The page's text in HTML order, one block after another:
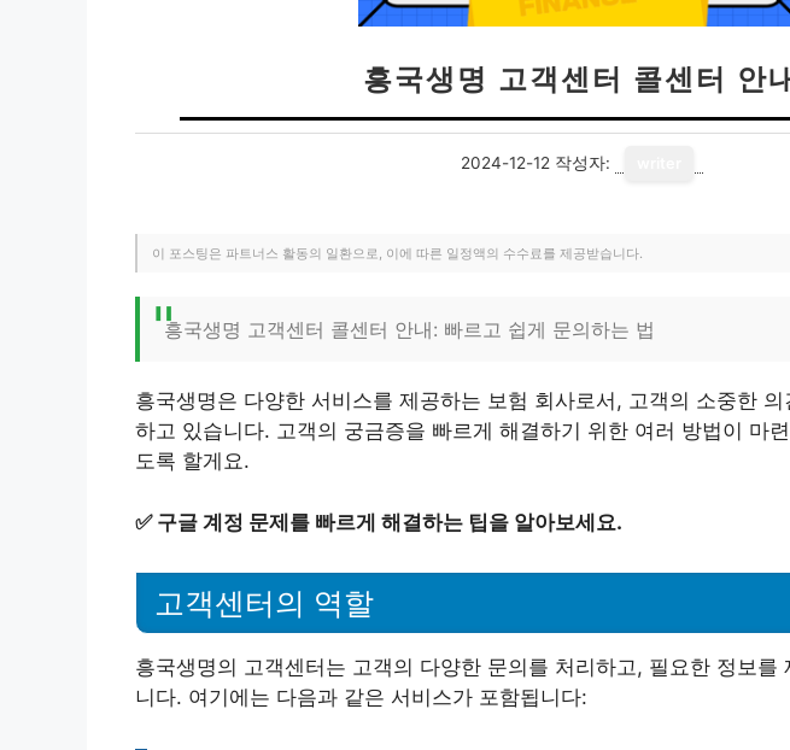
흥국생명 고객센터 콜센터 안내
2024-12-12 작성자:
이 포스팅은 파트너스 활동의 일환으로, 이에 따른 일정액의 수수료를 제공받습니다.
흥국생명 고객센터 콜센터 안내: 빠르고 쉽게 문의하는 법
흥국생명은 다양한 서비스를 제공하는 보험 회사로서, 고객의 소중한
하고 있습니다. 고객의 궁금증을 빠르게 해결하기 위한 여러 방법이 마
도록 할게요.
✅ 구글 계정 문제를 빠르게 해결하는 팁을 알아보세요.
고객센터의 역할
흥국생명의 고객센터는 고객의 다양한 문의를 처리하고, 필요한 정보를
니다. 여기에는 다음과 같은 서비스가 포함됩니다: